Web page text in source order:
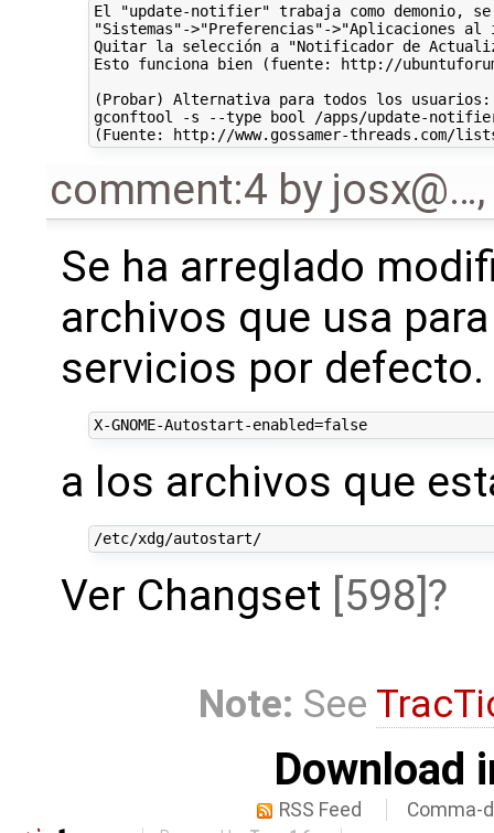
El "update-notifier" trabaja como demonio,
"Sistemas"->"Preferencias"->"Aplicaciones
Quitar la selección a "Notificador de
Esto funciona bien (fuente: http://
(Probar) Alternativa para todos los
gconftool -s --type bool /apps/update-
comment:4 by josx@…
Se ha arreglado
archivos que usa
servicios por defecto.
X-GNOME-Autostart-enabled=false
a los archivos que
/etc/xdg/autostart/
Ver Changset [598]
Note: See
Download
RSS Feed Comma-